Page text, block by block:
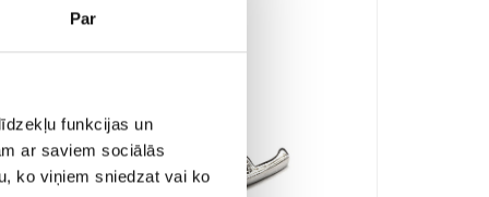
Par
funkcijas un
ar saviem sociālās
ko viņiem sniedzat vai ko